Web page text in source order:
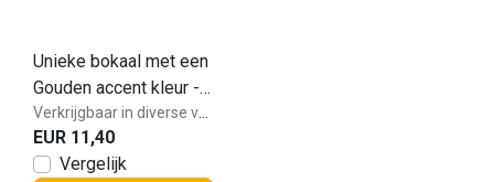
Unieke bokaal met een
Gouden accent kleur -
MT.144-Goud
EUR 11,40
Vergelijk